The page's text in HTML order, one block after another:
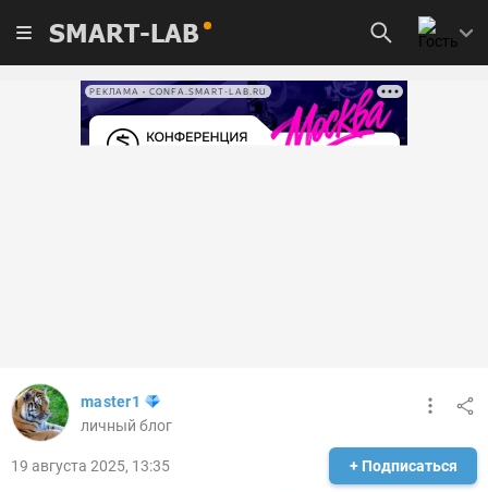
SMART-LAB
РЕКЛАМА • CONFA.SMART-LAB.RU
master1
личный блог
19 августа 2025, 13:35 + Подписаться